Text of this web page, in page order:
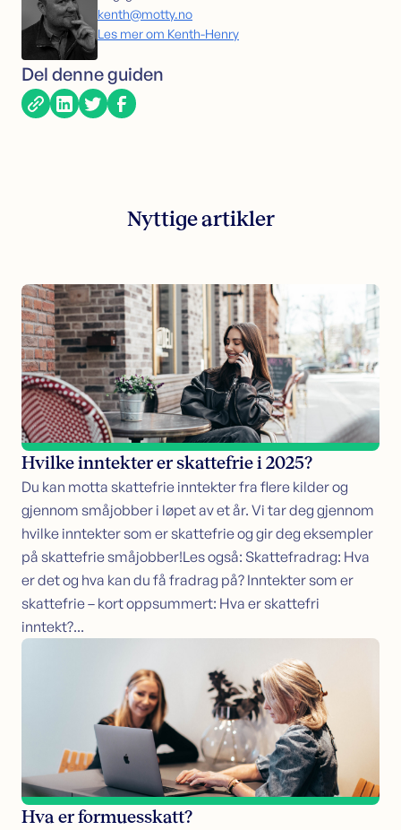
kenth@motty.no
Les mer om Kenth-Henry
Del denne guiden
Nyttige artikler
Hvilke inntekter er skattefrie i 2025?
Du kan motta skattefrie inntekter fra flere kilder og
gjennom småjobber i løpet av et år. Vi tar deg gjennom
hvilke inntekter som er skattefrie og gir deg eksempler
på skattefrie småjobber!Les også: Skattefradrag: Hva
er det og hva kan du få fradrag på? Inntekter som er
skattefrie – kort oppsummert: Hva er skattefri
inntekt?...
Hva er formuesskatt?